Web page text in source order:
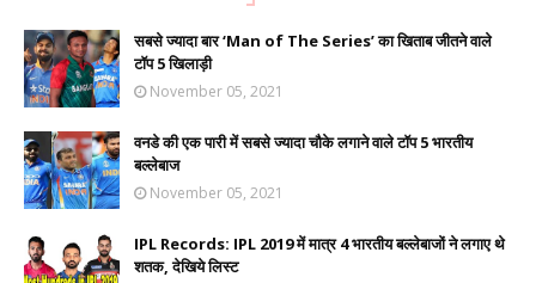
सबसे ज्यादा बार ‘Man of The Series’ का खिताब जीतने वाले
टॉप 5 खिलाड़ी
November 05, 2021
वनडे की एक पारी में सबसे ज्यादा चौके लगाने वाले टॉप 5 भारतीय
बल्लेबाज
November 05, 2021
IPL Records: IPL 2019 में मात्र 4 भारतीय बल्लेबाजों ने लगाए थे
शतक, देखिये लिस्ट